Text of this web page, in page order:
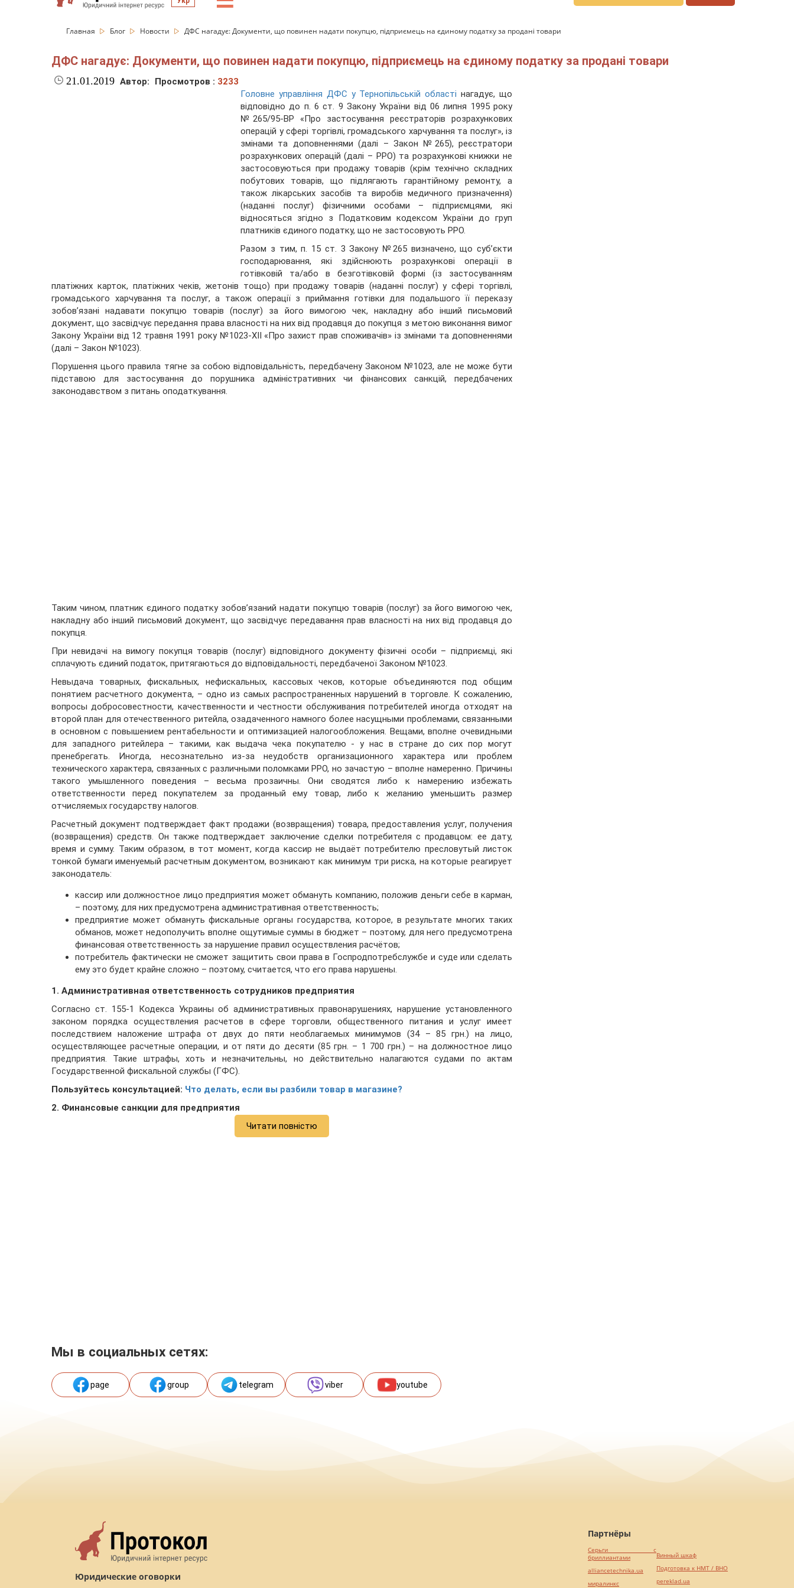
Главная Блог Новости ДФС нагадує: Документи, що повинен надати покупцю, підприємець на єдиному податку за продані товари
ДФС нагадує: Документи, що повинен надати покупцю, підприємець на єдиному податку за продані товари
21.01.2019 Автор: Просмотров : 3233
Головне управління ДФС у Тернопільській областінагадує, що
відповідно до п. 6 ст. 9 Закону України від 06 липня 1995 року
№265/95-ВР «Про застосування реєстраторів розрахункових
операцій у сфері торгівлі, громадського харчування та послуг», із
змінами та доповненнями (далі – Закон №265), реєстратори
розрахункових операцій (далі – РРО) та розрахункові книжки не
застосовуються при продажу товарів (крім технічно складних
побутових товарів, що підлягають гарантійному ремонту, а
також лікарських засобів та виробів медичного призначення)
(наданні послуг) фізичними особами – підприємцями, які
відносяться згідно з Податковим кодексом України до груп
платників єдиного податку, що не застосовують РРО.
Разом з тим, п. 15 ст. 3 Закону №265 визначено, що суб’єкти
господарювання, які здійснюють розрахункові операції в
готівковій та/або в безготівковій формі (із застосуванням
платіжних карток, платіжних чеків, жетонів тощо) при продажу товарів (наданні послуг) у сфері торгівлі,
громадського харчування та послуг, а також операції з приймання готівки для подальшого її переказу
зобов’язані надавати покупцю товарів (послуг) за його вимогою чек, накладну або інший письмовий
документ, що засвідчує передання права власності на них від продавця до покупця з метою виконання вимог
Закону України від 12 травня 1991 року №1023-ХІІ «Про захист прав споживачів» із змінами та доповненнями
(далі – Закон №1023).
Порушення цього правила тягне за собою відповідальність, передбачену Законом №1023, але не може бути
підставою для застосування до порушника адміністративних чи фінансових санкцій, передбачених
законодавством з питань оподаткування.
Таким чином, платник єдиного податку зобов’язаний надати покупцю товарів (послуг) за його вимогою чек,
накладну або інший письмовий документ, що засвідчує передавання прав власності на них від продавця до
покупця.
При невидачі на вимогу покупця товарів (послуг) відповідного документу фізичні особи – підприємці, які
сплачують єдиний податок, притягаються до відповідальності, передбаченої Законом №1023.
Невыдача товарных, фискальных, нефискальных, кассовых чеков, которые объединяются под общим
понятием расчетного документа, – одно из самых распространенных нарушений в торговле. К сожалению,
вопросы добросовестности, качественности и честности обслуживания потребителей иногда отходят на
второй план для отечественного ритейла, озадаченного намного более насущными проблемами, связанными
в основном с повышением рентабельности и оптимизацией налогообложения. Вещами, вполне очевидными
для западного ритейлера – такими, как выдача чека покупателю - у нас в стране до сих пор могут
пренебрегать. Иногда, несознательно из-за неудобств организационного характера или проблем
технического характера, связанных с различными поломками РРО, но зачастую – вполне намеренно. Причины
такого умышленного поведения – весьма прозаичны. Они сводятся либо к намерению избежать
ответственности перед покупателем за проданный ему товар, либо к желанию уменьшить размер
отчисляемых государству налогов.
Расчетный документ подтверждает факт продажи (возвращения) товара, предоставления услуг, получения
(возвращения) средств. Он также подтверждает заключение сделки потребителя с продавцом: ее дату,
время и сумму. Таким образом, в тот момент, когда кассир не выдаёт потребителю пресловутый листок
тонкой бумаги именуемый расчетным документом, возникают как минимум три риска, на которые реагирует
законодатель:
кассир или должностное лицо предприятия может обмануть компанию, положив деньги себе в карман,
– поэтому, для них предусмотрена административная ответственность;
предприятие может обмануть фискальные органы государства, которое, в результате многих таких
обманов, может недополучить вполне ощутимые суммы в бюджет – поэтому, для него предусмотрена
финансовая ответственность за нарушение правил осуществления расчётов;
потребитель фактически не сможет защитить свои права в Госпродпотребслужбе и суде или сделать
ему это будет крайне сложно – поэтому, считается, что его права нарушены.
1. Административная ответственность сотрудников предприятия
Согласно ст. 155-1 Кодекса Украины об административных правонарушениях, нарушение установленного
законом порядка осуществления расчетов в сфере торговли, общественного питания и услуг имеет
последствием наложение штрафа от двух до пяти необлагаемых минимумов (34 – 85 грн.) на лицо,
осуществляющее расчетные операции, и от пяти до десяти (85 грн. – 1 700 грн.) – на должностное лицо
предприятия. Такие штрафы, хоть и незначительны, но действительно налагаются судами по актам
Государственной фискальной службы (ГФС).
Пользуйтесь консультацией: Что делать, если вы разбили товар в магазине?
2. Финансовые санкции для предприятия
Читати повністю
Мы в социальных сетях:
page group telegram viber youtube
Юридические оговорки
Партнёры
Серьги с
бриллиантами
alliancetechnika.ua
миралинкс
Винный шкаф
Подготовка к НМТ / ВНО
pereklad.ua